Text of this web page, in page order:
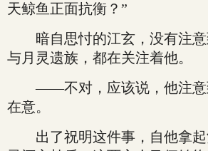
天鲸鱼正面抗衡？”
暗自思忖的江玄，没有注意
与月灵遗族，都在关注着他。
——不对，应该说，他注意
在意。
出了祝明这件事，自他拿起